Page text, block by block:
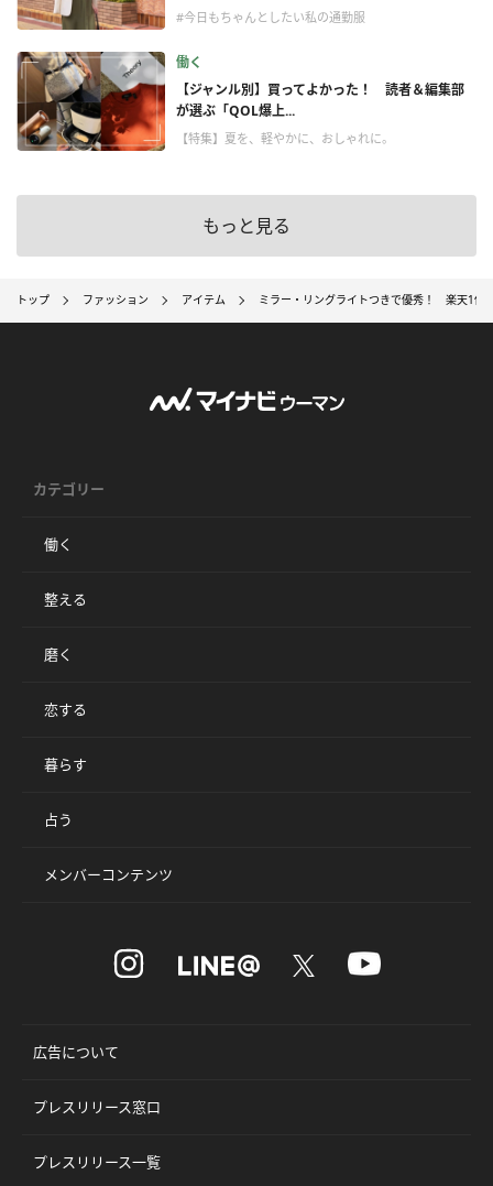
#今日もちゃんとしたい私の通勤服
働く
【ジャンル別】買ってよかった！ 読者＆編集部
が選ぶ「QOL爆上...
【特集】夏を、軽やかに、おしゃれに。
もっと見る
トップ ファッション アイテム ミラー・リングライトつきで優秀！ 楽天1位
カテゴリー
働く
整える
磨く
恋する
暮らす
占う
メンバーコンテンツ
広告について
プレスリリース窓口
プレスリリース一覧